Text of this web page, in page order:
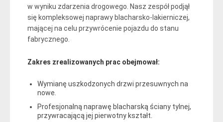
w wyniku zdarzenia drogowego. Nasz zespół podjął
się kompleksowej naprawy blacharsko-lakierniczej,
mającej na celu przywrócenie pojazdu do stanu
fabrycznego.
Zakres zrealizowanych prac obejmował:
Wymianę uszkodzonych drzwi przesuwnych na
nowe.
Profesjonalną naprawę blacharską ściany tylnej,
przywracającą jej pierwotny kształt.